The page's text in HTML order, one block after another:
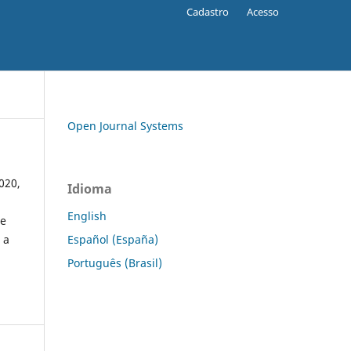
Cadastro Acesso
Open Journal Systems
Idioma
English
Español (España)
Português (Brasil)